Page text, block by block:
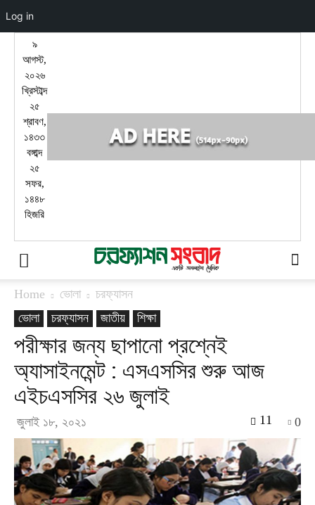
৯
আগস্ট,
২০২৬
খ্রিস্টাব্দ
২৫
শ্রাবণ,
১৪৩৩
বঙ্গাব্দ
২৫
সফর,
১৪৪৮
হিজরি
Home ভোলা
চরফ্যাসন
ভোলা
চরফ্যাসন জাতীয় শিক্ষা
পরীক্ষার জন্য ছাপানো প্রশ্নেই
অ্যাসাইনমেন্ট : এসএসসির শুরু আজ
এইচএসসির ২৬ জুলাই
জুলাই ১৮, ২০২১ 0
11
Log in